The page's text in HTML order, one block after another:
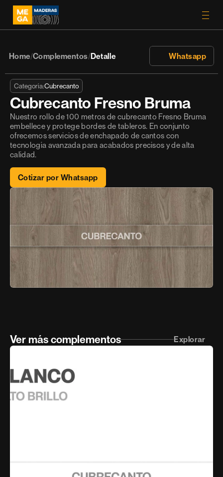
Home/Complementos/Detalle Whatsapp
Categoría:Cubrecanto
Cubrecanto Fresno Bruma
Nuestro rollo de 100 metros de cubrecanto Fresno Bruma
embellece y protege bordes de tableros. En conjunto
ofrecemos servicios de enchapado de cantos con
tecnología avanzada para acabados precisos y de alta
calidad.
Cotizar por Whatsapp
Ver más complementos Explorar